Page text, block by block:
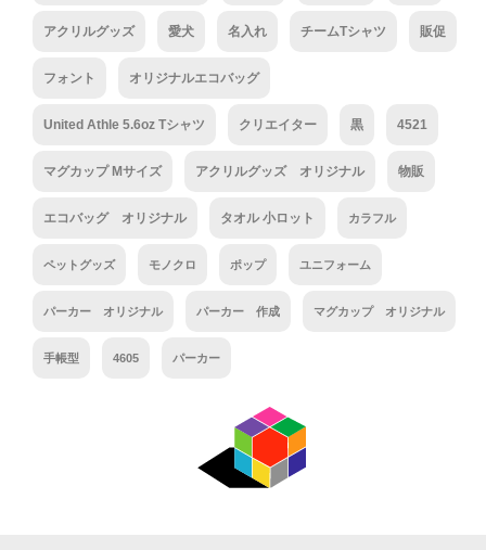
アクリルグッズ 愛犬 名入れ チームTシャツ 販促
フォント オリジナルエコバッグ
United Athle 5.6oz Tシャツ クリエイター 黒 4521
マグカップ Mサイズ アクリルグッズ オリジナル 物販
エコバッグ オリジナル タオル 小ロット カラフル
ペットグッズ モノクロ ポップ ユニフォーム
パーカー オリジナル パーカー 作成 マグカップ オリジナル
手帳型 4605 パーカー